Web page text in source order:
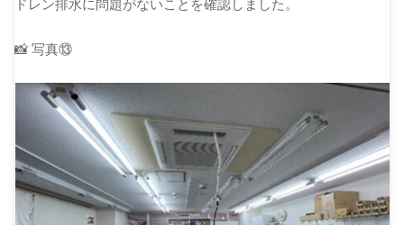
ドレン排水に問題がないことを確認しました。
📸 写真⑬